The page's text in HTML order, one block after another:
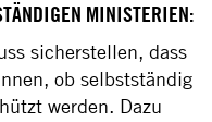
MINISTERIEN:
sicherstellen, dass
ob selbstständig
werden. Dazu